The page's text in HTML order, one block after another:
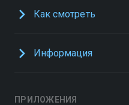
Как смотреть
Информация
ПРИЛОЖЕНИЯ